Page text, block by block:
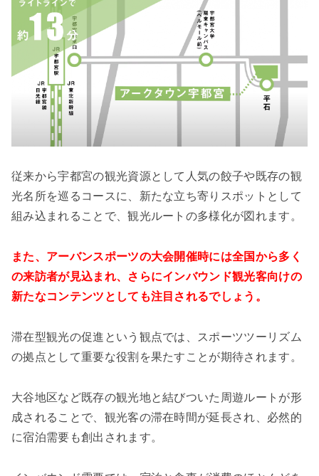
従来から宇都宮の観光資源として人気の餃子や既存の観
光名所を巡るコースに、新たな立ち寄りスポットとして
組み込まれることで、観光ルートの多様化が図れます。
また、アーバンスポーツの大会開催時には全国から多く
の来訪者が見込まれ、さらにインバウンド観光客向けの
新たなコンテンツとしても注目されるでしょう。
滞在型観光の促進という観点では、スポーツツーリズム
の拠点として重要な役割を果たすことが期待されます。
大谷地区など既存の観光地と結びついた周遊ルートが形
成されることで、観光客の滞在時間が延長され、必然的
に宿泊需要も創出されます。